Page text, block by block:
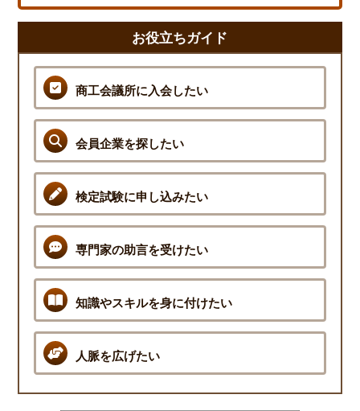
お役立ちガイド
商工会議所に入会したい
会員企業を探したい
検定試験に申し込みたい
専門家の助言を受けたい
知識やスキルを身に付けたい
人脈を広げたい